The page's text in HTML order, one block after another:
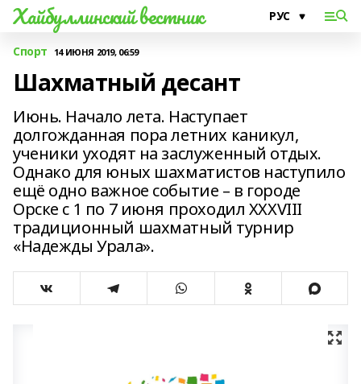
Хайбуллинский вестник
Спорт 14 ИЮНЯ 2019, 06:59
Шахматный десант
Июнь. Начало лета. Наступает
долгожданная пора летних каникул,
ученики уходят на заслуженный отдых.
Однако для юных шахматистов наступило
ещё одно важное событие – в городе
Орске с 1 по 7 июня проходил XXXVIII
традиционный шахматный турнир
«Надежды Урала».